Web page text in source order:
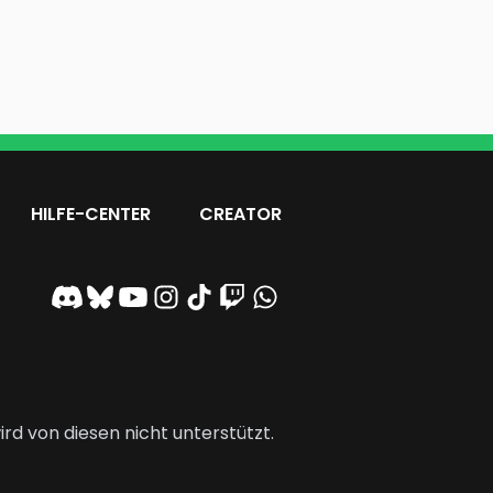
HILFE-CENTER CREATOR
von diesen nicht unterstützt.